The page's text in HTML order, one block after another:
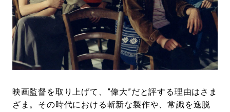
#LIFESTYLE #SNEAKER #OUTDOOR
#SPORTS #HANDSOME HANDBOOK
映画監督を取り上げて、”偉大”だと評する理由はさま
ざま。その時代における斬新な製作や、常識を逸脱